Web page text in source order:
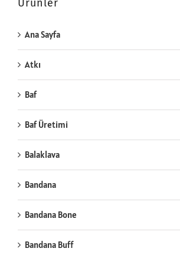
Ürünler
Ana Sayfa
Atkı
Baf
Baf Üretimi
Balaklava
Bandana
Bandana Bone
Bandana Buff